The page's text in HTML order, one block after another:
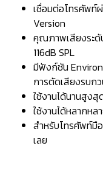
เชื่อมต่อโทรศัพท์
Version
คุณภาพเสียงระดั
116dB SPL
มีฟังก์ชัน
การตัดเสียงรบก
ใช้งานได้นานสูงสุ
ใช้งานได้หลากห
สำหรับโทรศัพท์มื
เลย